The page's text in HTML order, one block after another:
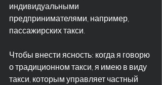
индивидуальными
предпринимателями, например,
пассажирских такси.
Чтобы внести ясность: когда я говорю
о традиционном такси, я имею в виду
такси, которым управляет частный